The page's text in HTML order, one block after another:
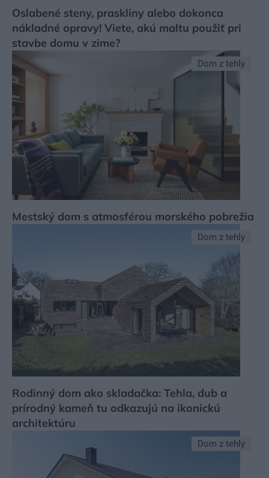
Oslabené steny, praskliny alebo dokonca
nákladné opravy! Viete, akú maltu použiť pri
stavbe domu v zime?
Dom z tehly
Mestský dom s atmosférou morského pobrežia
Dom z tehly
Rodinný dom ako skladačka: Tehla, dub a
prírodný kameň tu odkazujú na ikonickú
architektúru
Dom z tehly